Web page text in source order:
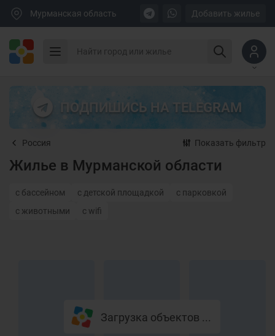
Мурманская область Добавить жилье
ПОДПИШИСЬ НА TELEGRAM
Россия Показать фильтр
Жилье в Мурманской области
с бассейном с детской площадкой
с парковкой
с животными
с wifi
Загрузка объектов ...